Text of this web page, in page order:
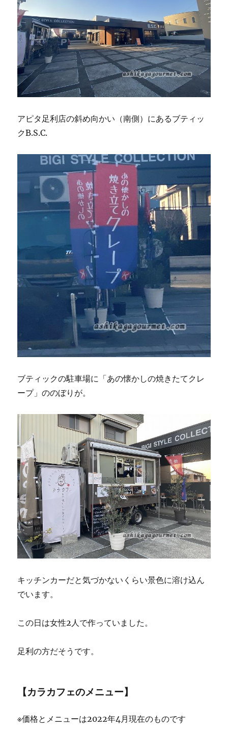
アピタ足利店の斜め向かい（南側）にあるブティッ
クB.S.C.
ブティックの駐車場に「あの懐かしの焼きたてクレ
ープ」ののぼりが。
キッチンカーだと気づかないくらい景色に溶け込ん
でいます。
この日は女性2人で作っていました。
足利の方だそうです。
【カラカフェのメニュー】
※価格とメニューは2022年4月現在のものです